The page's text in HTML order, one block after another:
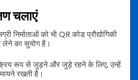
चलाएं
निर्माताओं को भी QR कोड प्रौद्योगिकी
का सुयोग है।
रूप से जुड़ने और जुड़े रहने के लिए, उन्हें
रखती है।